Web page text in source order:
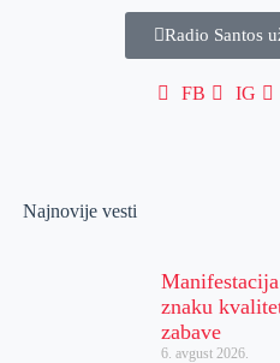
Radio Santos
FB IG
Najnovije vesti
znaku
zabave
6. avgust 2026.